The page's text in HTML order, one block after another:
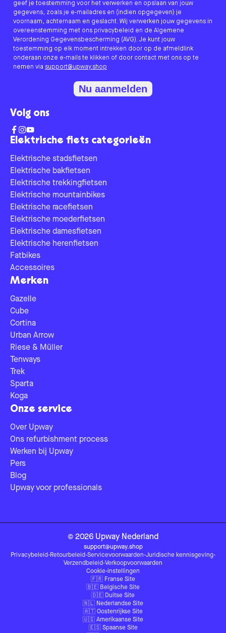
Elektrische fiets categorieën
Elektrische stadsfietsen
Elektrische bakfietsen
Elektrische trekkingfietsen
Elektrische mountainbikes
Elektrische racefietsen
Elektrische moederfietsen
Elektrische damesfietsen
Elektrische herenfietsen
Fatbikes
Accessoires
Merken
Gazelle
Cube
Cortina
Urban Arrow
Riese & Müller
Tenways
Trek
Sparta
Koga
Onze service
Over Upway
Ons refurbishment process
Werken bij Upway
Pers
Blog
Upway voor professionals
geef je toestemming voor het verwerken en opslaan van jouw
gegevens, zoals je e-mailadres en (indien opgegeven) je
voornaam, achternaam en geslacht. Wij verwerken jouw gegevens in
overeenstemming met ons privacybeleid en de Algemene
Verordening Gegevensbescherming (AVG). Je kunt jouw
toestemming op elk moment intrekken door op de afmeldlink
onderaan onze e-mails te klikken of door contact met ons op te
nemen via support@upway.shop
Nu aanmelden
Volg ons
© 2026 Upway Nederland
support@upway.shop
Privacybeleid-Retourbeleid-Servicevoorwaarden-Juridische kennisgeving-
Verzendbeleid-Verkoopvoorwaarden
Cookie-instellingen
🇫🇷 Franse Site
🇧🇪 Belgische Site
🇩🇪 Duitse Site
🇳🇱 Nederlandse Site
🇦🇹 Oostenrijkse Site
🇺🇸 Amerikaanse Site
🇪🇸 Spaanse Site